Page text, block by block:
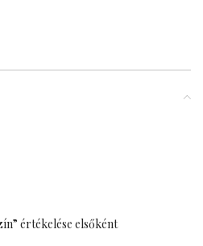
értékelése elsőként